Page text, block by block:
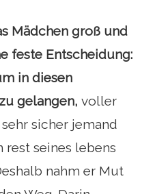
Mädchen groß und
feste Entscheidung:
in diesen
gelangen, voller
sicher jemand
rest seines lebens
nahm er Mut